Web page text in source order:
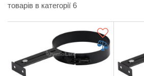
товарів в категорії 6